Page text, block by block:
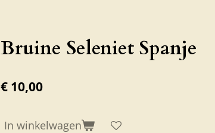
Bruine Seleniet Spanje
€ 10,00
In winkelwagen